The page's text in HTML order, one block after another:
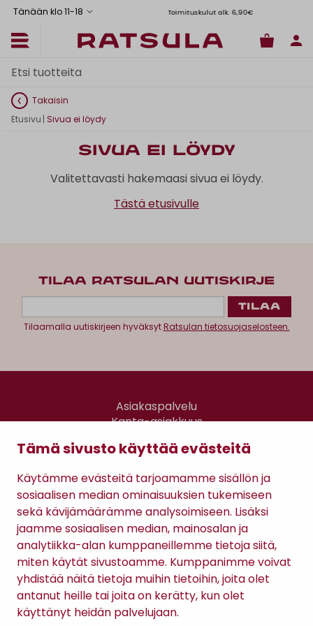
Tämä sivusto käyttää evästeitä
Käytämme evästeitä tarjoamamme sisällön ja
sosiaalisen median ominaisuuksien tukemiseen
sekä kävijämäärämme analysoimiseen. Lisäksi
jaamme sosiaalisen median, mainosalan ja
analytiikka-alan kumppaneillemme tietoja siitä,
miten käytät sivustoamme. Kumppanimme voivat
yhdistää näitä tietoja muihin tietoihin, joita olet
antanut heille tai joita on kerätty, kun olet
käyttänyt heidän palvelujaan.
Tänään klo 11-18 Toimituskulut alk. 6,90€
Takaisin
Etusivu | Sivua ei löydy
Sivua ei löydy
Valitettavasti hakemaasi sivua ei löydy.
Tästä etusivulle
TILAA RATSULAN UUTISKIRJE
Tilaamalla uutiskirjeen hyväksytRatsulan tietosuojaselosteen.
Asiakaspalvelu
Kanta-asiakkuus
Gomee Ratsula Café
Sopimusehdot
Tietosuojaseloste
Maksutavat